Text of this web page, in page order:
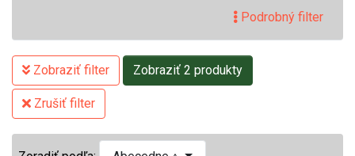
Podrobný filter
Zobraziť filter Zobraziť 2 produkty
Zrušiť filter